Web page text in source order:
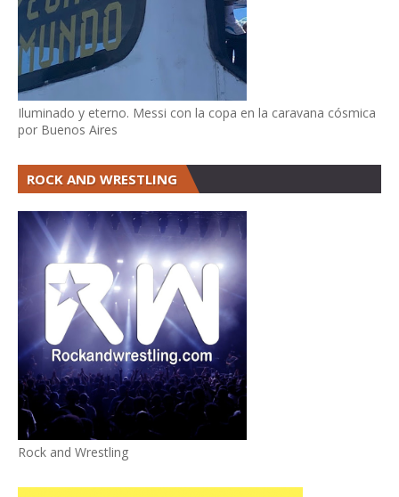
Iluminado y eterno. Messi con la copa en la caravana cósmica
por Buenos Aires
ROCK AND WRESTLING
Rock and Wrestling